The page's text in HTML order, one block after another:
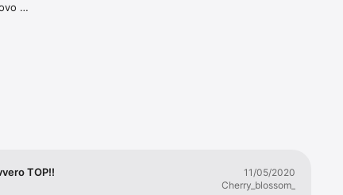
con
TOP!!
11/05/2020
Cherry_blossom_